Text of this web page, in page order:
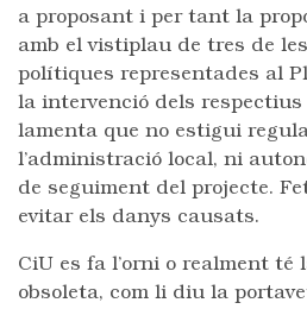
a proposant i per tant la
amb el vistiplau de tres de
polítiques representades al
la intervenció dels respectius
lamenta que no estigui
l’administració local, ni
de seguiment del projecte.
evitar els danys causats.
CiU es fa l’orni o realment té
obsoleta, com li diu la